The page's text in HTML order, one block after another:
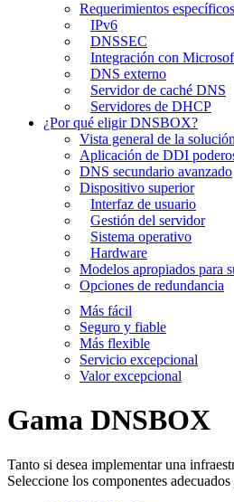
Requerimientos específicos
IPv6
DNSSEC
Integración con
DNS externo
Servidor de caché DNS
Servidores de DHCP
¿Por qué eligir DNSBOX?
Vista general de la solución
Aplicación de DDI
DNS secundario avanzado
Dispositivo superior
Interfaz de usuario
Gestión del servidor
Sistema operativo
Hardware
Modelos apropiados para
Opciones de redundancia
Más fácil
Seguro y fiable
Más flexible
Servicio excepcional
Valor excepcional
Gama DNSBOX
Tanto si desea implementar una
Seleccione los componentes